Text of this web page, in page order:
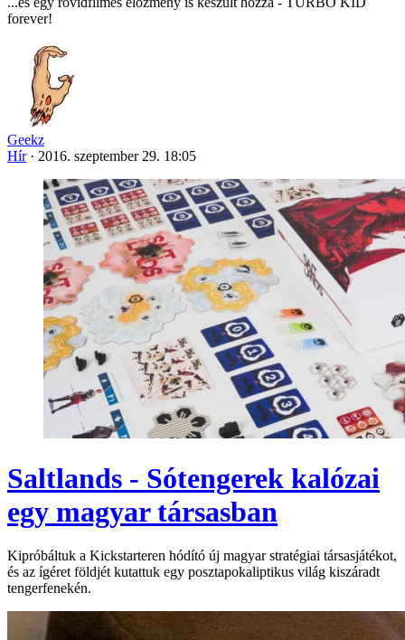
forever!
Geekz
Hír · 2016. szeptember 29. 18:05
Saltlands - Sótengerek kalózai
egy magyar társasban
Kipróbáltuk a Kickstarteren hódító új magyar stratégiai társasjátékot,
és az ígéret földjét kutattuk egy posztapokaliptikus világ kiszáradt
tengerfenekén.